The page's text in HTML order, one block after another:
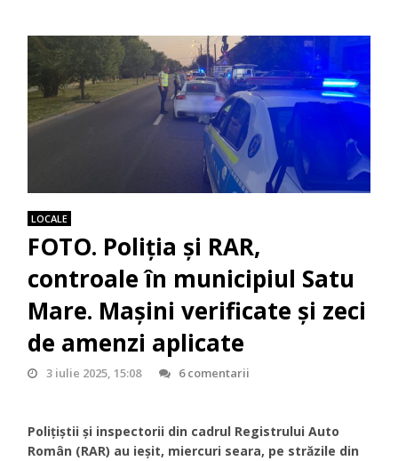
LOCALE
FOTO. Poliția și RAR,
controale în municipiul Satu
Mare. Mașini verificate și zeci
de amenzi aplicate
3 iulie 2025, 15:08 6 comentarii
Polițiștii și inspectorii din cadrul Registrului Auto
Român (RAR) au ieșit, miercuri seara, pe străzile din